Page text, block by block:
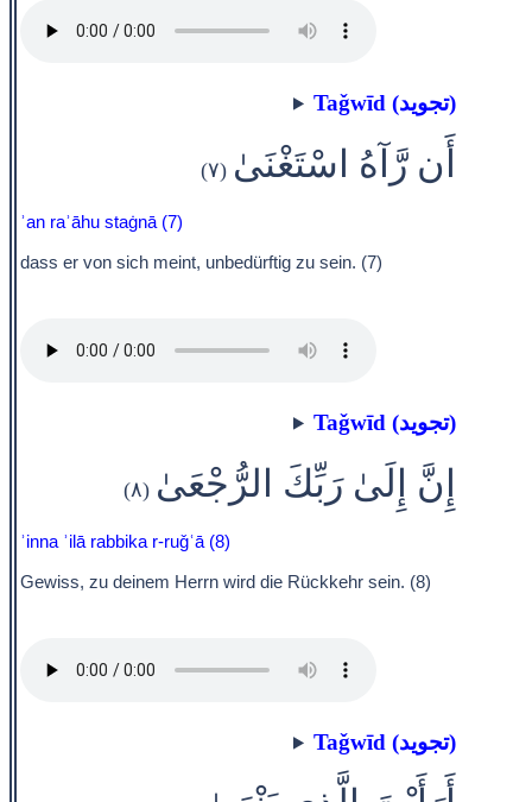
Taǧwīd (تجويد)
أَن رَّآهُ اسْتَغْنَىٰ (٧)
ʾan raʾāhu staġnā (7)
dass er von sich meint, unbedürftig zu sein. (7)
Taǧwīd (تجويد)
إِنَّ إِلَىٰ رَبِّكَ الرُّجْعَىٰ (٨)
ʾinna ʾilā rabbika r-ruǧʿā (8)
Gewiss, zu deinem Herrn wird die Rückkehr sein. (8)
Taǧwīd (تجويد)